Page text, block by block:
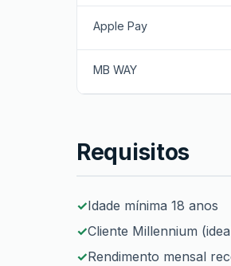
Apple Pay
MB WAY
Requisitos
Idade mínima 18 anos
Cliente Millennium
Rendimento mensal